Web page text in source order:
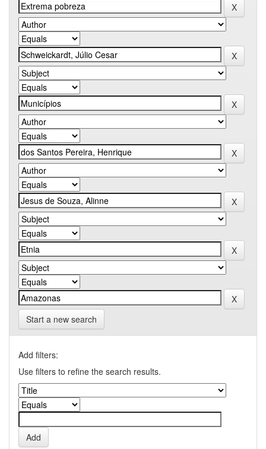
Start a new search
Add filters:
Use filters to refine the search results.